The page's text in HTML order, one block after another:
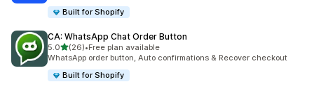
Built for Shopify
CA: WhatsApp Chat Order Button
5.05つ星中
(26)
合計レビュー数：26件
•Free plan available
WhatsApp order button, Auto confirmations & Recover checkout
Built for Shopify